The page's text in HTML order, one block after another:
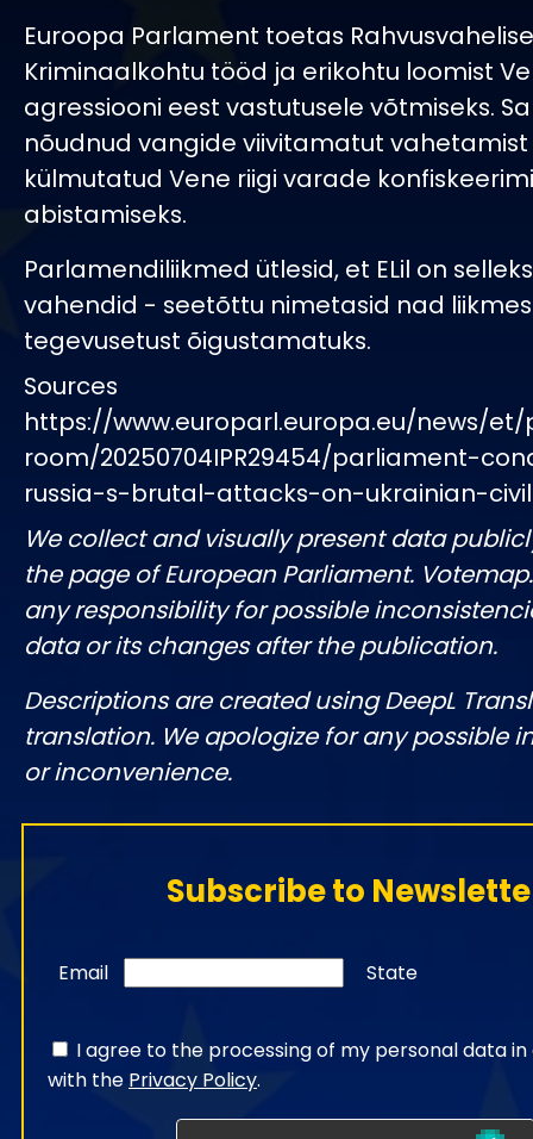
Euroopa Parlament toetas Rahvusvahelise
Kriminaalkohtu tööd ja erikohtu loomist
agressiooni eest vastutusele võtmiseks.
nõudnud vangide viivitamatut
külmutatud Vene riigi varade
abistamiseks.
Parlamendiliikmed ütlesid, et ELil on
vahendid - seetõttu nimetasid nad
tegevusetust õigustamatuks.
Sources
https://www.europarl.europa.eu/news/
room/20250704IPR29454/parliament-
russia-s-brutal-attacks-on-ukrainian-
We collect and visually present data
the page of European Parliament.
any responsibility for possible
data or its changes after the publication.
Descriptions are created using DeepL
translation. We apologize for any possible
or inconvenience.
Subscribe to
Email State
I agree to the processing of my personal data
with the Privacy Policy.